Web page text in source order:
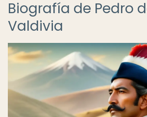
Biografía de Pedro
Valdivia